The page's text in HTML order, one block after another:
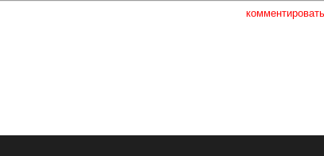
комментировать